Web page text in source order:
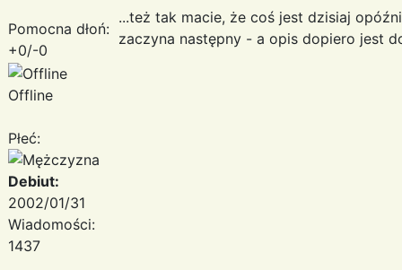
Pomocna dłoń:
+0/-0
Offline
Płeć:
Debiut:
2002/01/31
Wiadomości:
1437
...też tak macie, że coś jest dzisiaj
zaczyna następny - a opis dopiero jest